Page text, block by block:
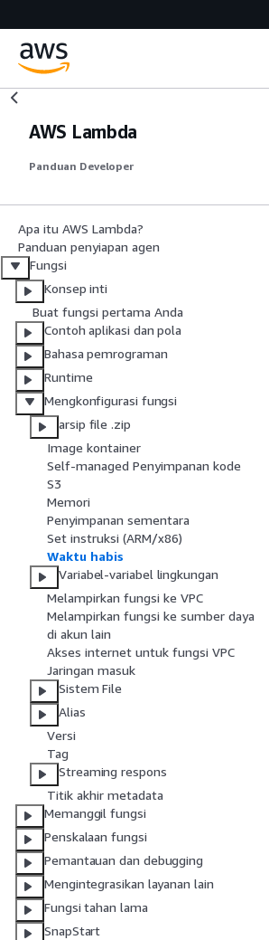
AWS Lambda
Panduan Developer
Apa itu AWS Lambda?
Panduan penyiapan agen
Fungsi
Konsep inti
Buat fungsi pertama Anda
Contoh aplikasi dan pola
Bahasa pemrograman
Runtime
Mengkonfigurasi fungsi
arsip file .zip
Image kontainer
Self-managed Penyimpanan kode
S3
Memori
Penyimpanan sementara
Set instruksi (ARM/x86)
Waktu habis
Variabel-variabel lingkungan
Melampirkan fungsi ke VPC
Melampirkan fungsi ke sumber daya
di akun lain
Akses internet untuk fungsi VPC
Jaringan masuk
Sistem File
Alias
Versi
Tag
Streaming respons
Titik akhir metadata
Memanggil fungsi
Penskalaan fungsi
Pemantauan dan debugging
Mengintegrasikan layanan lain
Fungsi tahan lama
SnapStart